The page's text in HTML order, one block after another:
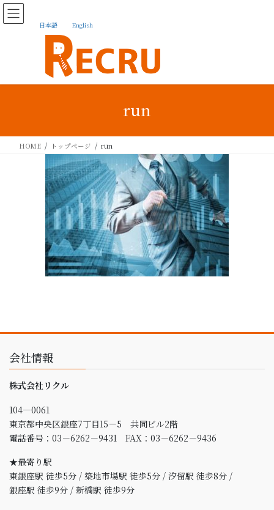
日本語 English
run
HOME トップページ run
会社情報
株式会社リクル
104―0061
東京都中央区銀座7丁目15－5 共同ビル2階
電話番号：03－6262－9431 FAX：03－6262－9436
★最寄り駅
東銀座駅 徒歩5分 / 築地市場駅 徒歩5分 / 汐留駅 徒歩8分 /
銀座駅 徒歩9分 / 新橋駅 徒歩9分